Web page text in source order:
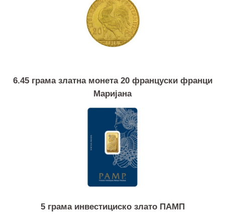
1 унца златна монета Кругерранд
6.45 грама златна монета 20 француски франци
Маријана